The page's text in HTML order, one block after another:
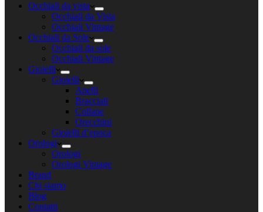
Occhiali da vista
Occhiali da Vista
Occhiali Vintage
Occhiali da Sole
Occhiali da sole
Occhiali Vintage
Gioielli
Gioielli
Anelli
Bracciali
Collane
Orecchini
Gioielli d’epoca
Orologi
Orologi
Orologi Vintage
Brand
Chi siamo
Blog
Contatti